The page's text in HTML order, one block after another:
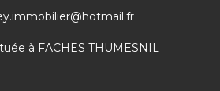
à FACHES THUMESNIL